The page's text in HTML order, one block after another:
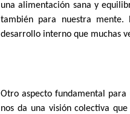
una alimentación sana y
también para nuestra mente.
desarrollo interno que muchas
Otro aspecto fundamental
nos da una visión colectiva